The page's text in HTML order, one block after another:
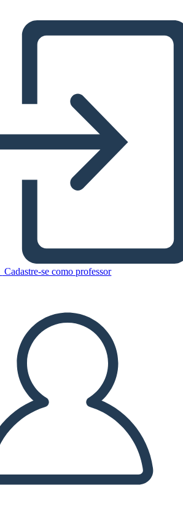
Cadastre-se como professor